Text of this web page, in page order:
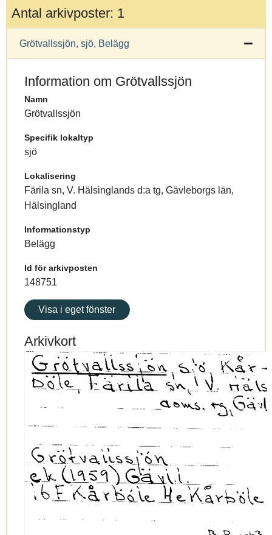
Antal arkivposter: 1
Grötvallssjön, sjö, Belägg
Information om Grötvallssjön
Namn
Grötvallssjön
Specifik lokaltyp
sjö
Lokalisering
Färila sn, V. Hälsinglands d:a tg, Gävleborgs län,
Hälsingland
Informationstyp
Belägg
Id för arkivposten
148751
Visa i eget fönster
Arkivkort